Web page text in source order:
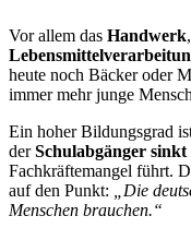
Vor allem das Handwerk
heute noch Bäcker oder
immer mehr junge
Ein hoher Bildungsgrad
derSchulabgänger sinkt
Fachkräftemangel führt.
auf den Punkt:
„Die
Menschen brauchen.“